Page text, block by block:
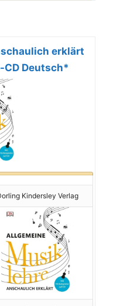
erklärt
CD Deutsch*
Kindersley Verlag